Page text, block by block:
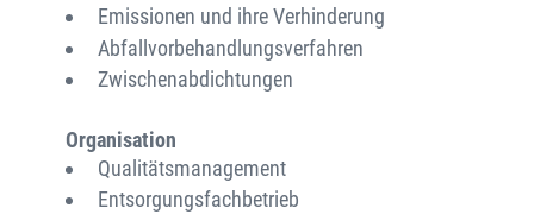
Emissionen und ihre Verhinderung
Abfallvorbehandlungsverfahren
Zwischenabdichtungen
Organisation
Qualitätsmanagement
Entsorgungsfachbetrieb